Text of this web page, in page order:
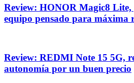
Review: HONOR Magic8 Lite,
equipo pensado para máxima
Review: REDMI Note 15 5G,
autonomía por un buen precio